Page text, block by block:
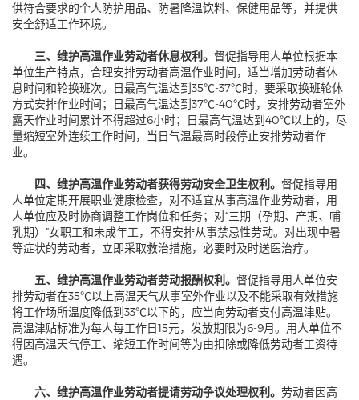
供符合要求的个人防护用品、防暑降温饮料、保健用品等，并提供
安全舒适工作环境。
三、维护高温作业劳动者休息权利。 督促指导用人单位根据本
单位生产特点，合理安排劳动者高温作业时间，适当增加劳动者休
息时间和轮换班次。日最高气温达到35℃-37℃时，要采取换班轮休
方式安排作业时间；日最高气温达到37℃-40℃时，安排劳动者室外
露天作业时间累计不得超过6小时；日最高气温达到40℃以上的，尽
量缩短室外连续工作时间，当日气温最高时段停止安排劳动者作
业。
四、维护高温作业劳动者获得劳动安全卫生权利。 督促指导用
人单位定期开展职业健康检查，对不适宜从事高温作业劳动者，用
人单位应及时协商调整工作岗位和任务；对“三期（孕期、产期、哺
乳期）”女职工和未成年工，不得安排从事禁忌性劳动。对出现中暑
等症状的劳动者，立即采取救治措施，必要时及时送医治疗。
五、维护高温作业劳动者劳动报酬权利。 督促指导用人单位安
排劳动者在35℃以上高温天气从事室外作业以及不能采取有效措施
将工作场所温度降低到33℃以下的，应当向劳动者支付高温津贴。
高温津贴标准为每人每工作日15元，发放期限为6-9月。用人单位不
得因高温天气停工、缩短工作时间等为由扣除或降低劳动者工资待
遇。
六、维护高温作业劳动者提请劳动争议处理权利。 劳动者因高